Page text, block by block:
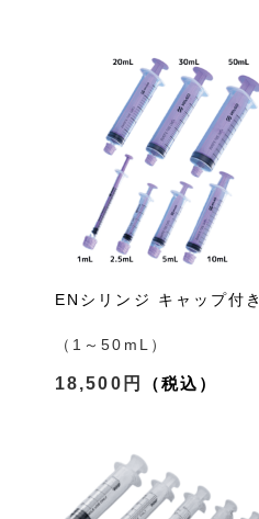
ENシリンジ キャップ付き
（1～50mL）
18,500円